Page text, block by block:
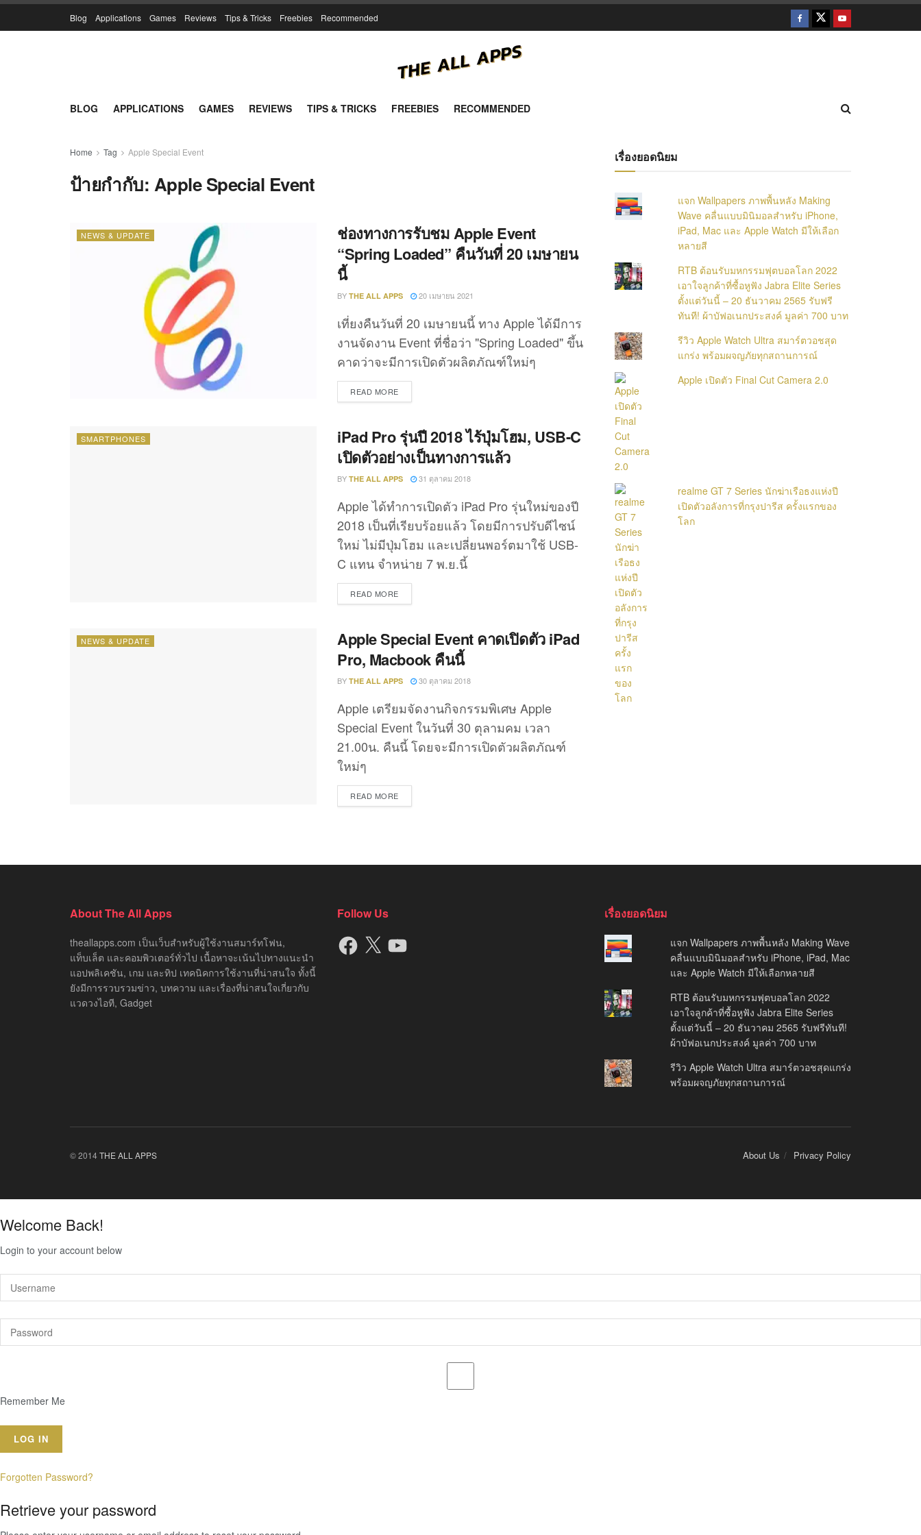
Blog Applications Games Reviews Tips & Tricks Freebies Recommended
BLOG APPLICATIONS GAMES REVIEWS TIPS & TRICKS FREEBIES RECOMMENDED
Home Tag Apple Special Event
ป้ายกำกับ: Apple Special Event
NEWS & UPDATE
ช่องทางการรับชม Apple Event
“Spring Loaded” คืนวันที่ 20 เมษายน
นี้
BY THE ALL APPS 20 เมษายน 2021
เที่ยงคืนวันที่ 20 เมษายนนี้ ทาง Apple ได้มีการ
งานจัดงาน Event ที่ชื่อว่า "Spring Loaded" ขึ้น
คาดว่าจะมีการเปิดตัวผลิตภัณฑ์ใหม่ๆ
READ MOREDETAILS
SMARTPHONES
iPad Pro รุ่นปี 2018 ไร้ปุ่มโฮม, USB-C
เปิดตัวอย่างเป็นทางการแล้ว
BY THE ALL APPS 31 ตุลาคม 2018
Apple ได้ทำการเปิดตัว iPad Pro รุ่นใหม่ของปี
2018 เป็นที่เรียบร้อยแล้ว โดยมีการปรับดีไซน์
ใหม่ ไม่มีปุ่มโฮม และเปลี่ยนพอร์ตมาใช้ USB-
C แทน จำหน่าย 7 พ.ย.นี้
READ MOREDETAILS
NEWS & UPDATE
Apple Special Event คาดเปิดตัว iPad
Pro, Macbook คืนนี้
BY THE ALL APPS 30 ตุลาคม 2018
Apple เตรียมจัดงานกิจกรรมพิเศษ Apple
Special Event ในวันที่ 30 ตุลามคม เวลา
21.00น. คืนนี้ โดยจะมีการเปิดตัวผลิตภัณฑ์
ใหม่ๆ
READ MOREDETAILS
เรื่องยอดนิยม
แจก Wallpapers ภาพพื้นหลัง Making
Wave คลื่นแบบมินิมอลสำหรับ iPhone,
iPad, Mac และ Apple Watch มีให้เลือก
หลายสี
RTB ต้อนรับมหกรรมฟุตบอลโลก 2022
เอาใจลูกค้าที่ซื้อหูฟัง Jabra Elite Series
ตั้งแต่วันนี้ – 20 ธันวาคม 2565 รับฟรี
ทันที! ผ้าบัฟอเนกประสงค์ มูลค่า 700 บาท
รีวิว Apple Watch Ultra สมาร์ตวอชสุด
แกร่ง พร้อมผจญภัยทุกสถานการณ์
Apple เปิดตัว Final Cut Camera 2.0
realme GT 7 Series นักฆ่าเรือธงแห่งปี
เปิดตัวอลังการที่กรุงปารีส ครั้งแรกของ
โลก
About The All Apps
theallapps.com เป็นเว็บสำหรับผู้ใช้งานสมาร์ทโฟน,
แท็บเล็ต และคอมพิวเตอร์ทั่วไป เนื้อหาจะเน้นไปทางแนะนำ
แอปพลิเคชัน, เกม และทิป เทคนิคการใช้งานที่น่าสนใจ ทั้งนี้
ยังมีการรวบรวมข่าว, บทความ และเรื่องที่น่าสนใจเกี่ยวกับ
แวดวงไอที, Gadget
Follow Us
Facebook
X YouTube
เรื่องยอดนิยม
แจก Wallpapers ภาพพื้นหลัง Making Wave
คลื่นแบบมินิมอลสำหรับ iPhone, iPad, Mac
และ Apple Watch มีให้เลือกหลายสี
RTB ต้อนรับมหกรรมฟุตบอลโลก 2022
เอาใจลูกค้าที่ซื้อหูฟัง Jabra Elite Series
ตั้งแต่วันนี้ – 20 ธันวาคม 2565 รับฟรีทันที!
ผ้าบัฟอเนกประสงค์ มูลค่า 700 บาท
รีวิว Apple Watch Ultra สมาร์ตวอชสุดแกร่ง
พร้อมผจญภัยทุกสถานการณ์
About Us Privacy Policy
© 2014THE ALL APPS
Welcome Back!
Login to your account below
Remember Me
Forgotten Password?
Retrieve your password